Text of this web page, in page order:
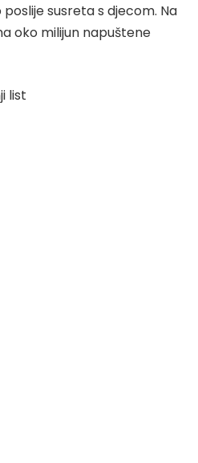
susreta s djecom. Na
oko milijun napuštene
list